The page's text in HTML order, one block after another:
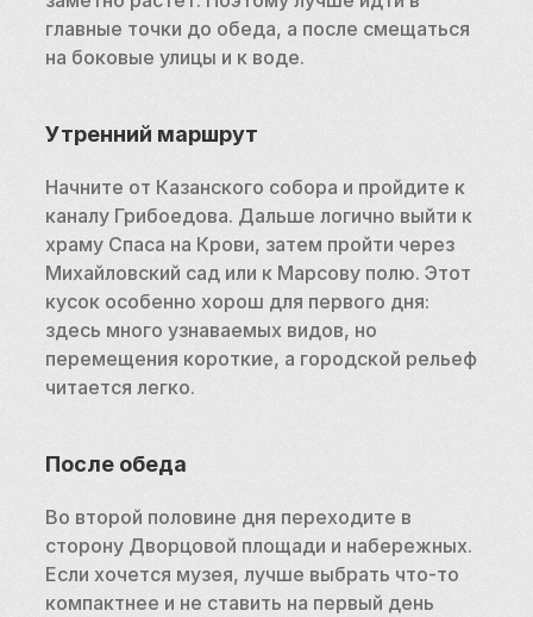
главные точки до обеда, а после смещаться
на боковые улицы и к воде.
Утренний маршрут
Начните от Казанского собора и пройдите к
каналу Грибоедова. Дальше логично выйти к
храму Спаса на Крови, затем пройти через
Михайловский сад или к Марсову полю. Этот
кусок особенно хорош для первого дня:
здесь много узнаваемых видов, но
перемещения короткие, а городской рельеф
читается легко.
После обеда
Во второй половине дня переходите в
сторону Дворцовой площади и набережных.
Если хочется музея, лучше выбрать что-то
компактнее и не ставить на первый день